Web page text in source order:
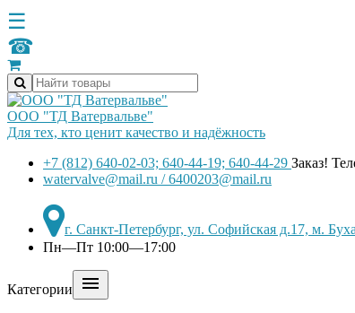
☰
☎
ООО "ТД Ватервальве"
Для тех, кто ценит качество и надёжность
+7 (812) 640-02-03; 640-44-19; 640-44-29 Заказ!
watervalve@mail.ru / 6400203@mail.ru
г. Санкт-Петербург, ул. Софийская д.17, м.
Пн—Пт 10:00—17:00
Категории 